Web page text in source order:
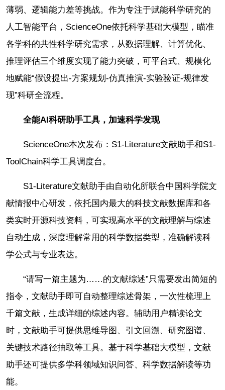
薄弱、逻辑能力差等挑战。作为专注于赋能科学研究的
人工智能平台，ScienceOne依托科学基础大模型，瞄准
各学科的共性科学研究需求，从数据理解、计算优化、
推理评估三个维度实现了能力突破，可平台式、规模化
地赋能“假设提出-方案规划-仿真推演-实验验证-规律发
现”科研全流程。
全能AI科研助手工具，加速科学发现
ScienceOne本次发布：S1-Literature文献助手和S1-
ToolChain科学工具调度台。
S1-Literature文献助手由自动化所联合中国科学院文
献情报中心研发，依托国内最大的科技文献数据库和各
类实时开源科技资料，可实现高水平的文献理解与综述
自动生成，深度理解常用的科学数据类型，准确解读科
学公式与专业表达。
“请写一篇主题为……的文献综述”只需要发出简短的
指令，文献助手即可自动整理综述骨架，一次性梳理上
千篇文献，生成详细的综述内容。辅助用户精读论文
时，文献助手可提供思维导图、引文回溯、研究图谱、
关键技术路径抽取等工具。基于科学基础大模型，文献
助手还可提供多学科领域知识问答、科学数据解读等功
能。